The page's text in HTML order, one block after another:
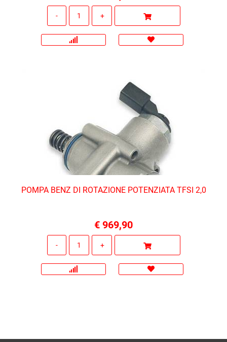
POMPA BENZ DI ROTAZIONE POTENZIATA TFSI 2,0
€ 969,90